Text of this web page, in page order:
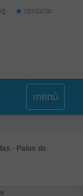
contacto
menú
- Palos de